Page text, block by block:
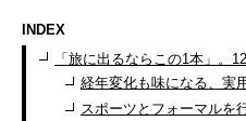
INDEX
「旅に出るならこの1本」。
経年変化も味になる、実
スポーツとフォーマルを